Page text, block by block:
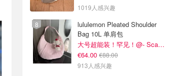
1019人感兴趣
lululemon Pleated Shoulder
Bag 10L 单肩包
大号超能装！罕见！@- Scarlett
€64.00 €88.00
913人感兴趣